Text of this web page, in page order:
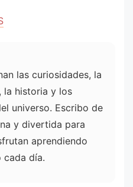
las curiosidades, la
la historia y los
universo. Escribo de
y divertida para
aprendiendo
cada día.